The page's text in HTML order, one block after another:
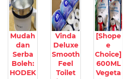
Mudah
dan
Serba
Boleh:
HODEK
Vinda
Deluxe
Smooth
Feel
Toilet
[Shope
e
Choice]
600ML
Vegeta